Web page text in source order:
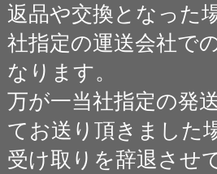
返品や交換となった
社指定の運送会社で
なります。
万が一当社指定の発
てお送り頂きました
受け取りを辞退させ